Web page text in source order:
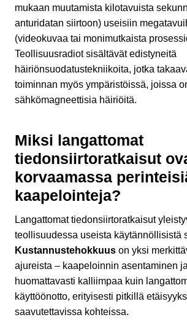
mukaan muutamista kilotavuista
anturidatan siirtoon) useisiin
(videokuvaa tai monimutkaista
Teollisuusradiot sisältävät edistyneitä
häiriönsuodatustekniikoita, jotka
toiminnan myös ympäristöissä, joissa
sähkömagneettisia häiriöitä.
Miksi langattomat
tiedonsiirtoratkaisut
korvaamassa
kaapelointeja?
Langattomat tiedonsiirtoratkaisut
teollisuudessa useista käytännöllisistä
Kustannustehokkuus on yksi
ajureista – kaapeloinnin asentaminen
huomattavasti kalliimpaa kuin
käyttöönotto, erityisesti pitkillä
saavutettavissa kohteissa.